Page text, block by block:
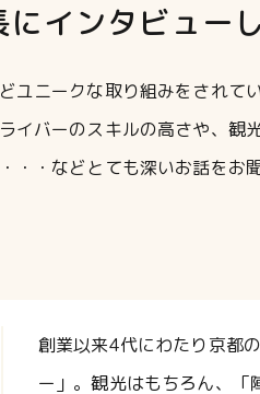
にインタビュー
ユニークな取り組みをされ
イバーのスキルの高さや、観
・・などとても深いお話をお
創業以来4代にわたり京都
ー」。観光はもちろん、「